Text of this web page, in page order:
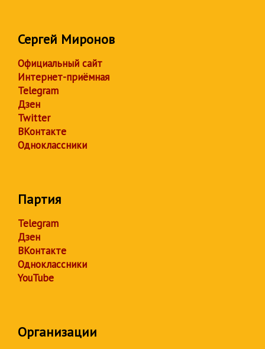
Сергей Миронов
Официальный сайт
Интернет-приёмная
Telegram
Дзен
Twitter
ВКонтакте
Одноклассники
Партия
Telegram
Дзен
ВКонтакте
Одноклассники
YouTube
Организации